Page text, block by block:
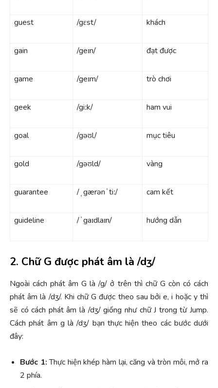
guest /gɛst/ khách
gain /geɪn/ đạt được
game /geɪm/ trò chơi
geek /giːk/ ham vui
goal /gəʊl/ mục tiêu
gold /gəʊld/ vàng
guarantee /ˌgærənˈtiː/ cam kết
guideline /ˈgaɪdlaɪn/ hướng dẫn
2. Chữ G được phát âm là /dʒ/
Ngoài cách phát âm G là /g/ ở trên thì chữ G còn có cách
phát âm là /dʒ/. Khi chữ G được theo sau bởi e, i hoặc y thì
sẽ có cách phát âm là /dʒ/ giống như chữ J trong từ Jump.
Cách phát âm g là /dʒ/ bạn thực hiện theo các bước dưới
đây:
Bước 1:Thực hiện khép hàm lại, căng và tròn môi, mở ra
2 phía.